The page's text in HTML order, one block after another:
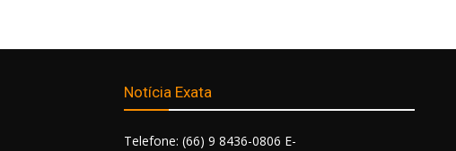
Notícia Exata
Telefone: (66) 9 8436-0806 E-